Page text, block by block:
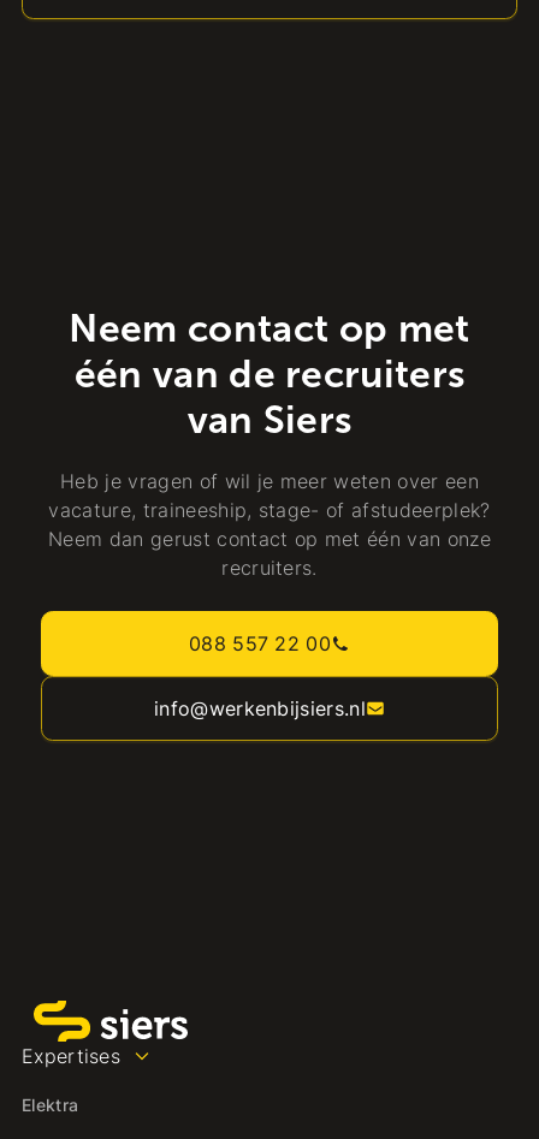
Neem contact op met
één van de recruiters
van Siers
Heb je vragen of wil je meer weten over een
vacature, traineeship, stage- of afstudeerplek?
Neem dan gerust contact op met één van onze
recruiters.
088 557 22 00
info@werkenbijsiers.nl
Expertises
Elektra